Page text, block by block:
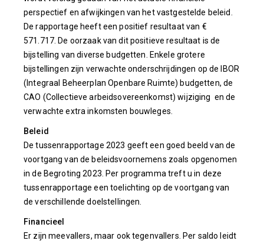
perspectief en afwijkingen van het vastgestelde beleid.
De rapportage heeft een positief resultaat van €
571.717. De oorzaak van dit positieve resultaat is de
bijstelling van diverse budgetten. Enkele grotere
bijstellingen zijn verwachte onderschrijdingen op de IBOR
(Integraal Beheerplan Openbare Ruimte) budgetten, de
CAO (Collectieve arbeidsovereenkomst) wijziging en de
verwachte extra inkomsten bouwleges.
Beleid
De tussenrapportage 2023 geeft een goed beeld van de
voortgang van de beleidsvoornemens zoals opgenomen
in de Begroting 2023. Per programma treft u in deze
tussenrapportage een toelichting op de voortgang van
de verschillende doelstellingen.
Financieel
Er zijn meevallers, maar ook tegenvallers. Per saldo leidt